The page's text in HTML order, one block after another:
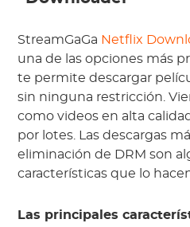
StreamGaGa Netflix
una de las opciones más
te permite descargar
sin ninguna restricción.
como videos en alta
por lotes. Las descargas
eliminación de DRM son
características que lo
Las principales